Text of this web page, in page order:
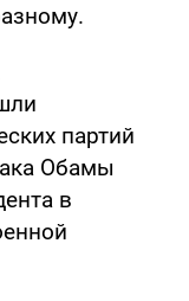
партий
Обамы
в